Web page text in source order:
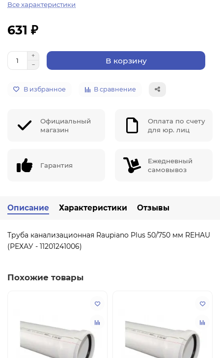
Все характеристики
631 ₽
В корзину
В избранное В сравнение
Официальный
магазин
Оплата по счету
для юр. лиц
Гарантия
Ежедневный
самовывоз
Описание Характеристики Отзывы
Труба канализационная Raupiano Plus 50/750 мм REHAU
(РЕХАУ - 11201241006)
Похожие товары